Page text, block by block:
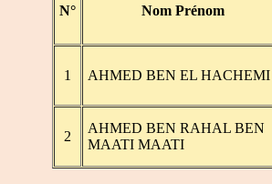
N° Nom Prénom
1 AHMED BEN EL HACHEMI
2
AHMED BEN RAHAL BEN
MAATI MAATI